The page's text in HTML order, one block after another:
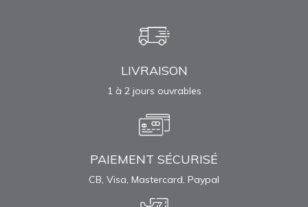
LIVRAISON
1 à 2 jours ouvrables
PAIEMENT SÉCURISÉ
CB, Visa, Mastercard, Paypal